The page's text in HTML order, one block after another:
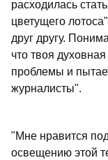
расходилась
цветущего
друг другу.
что твоя
проблемы и
журналисты".
"Мне нравится
освещению этой